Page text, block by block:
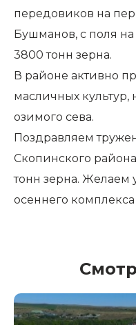
передовиков на
Бушманов, с поля
3800 тонн зерна.
В районе активно
масличных
озимого сева.
Поздравляем
Скопинского
тонн зерна. Желаем
осеннего